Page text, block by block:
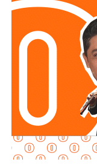
especialmente en
Además la
conductoras
seguridad
La diputada
mantener las
la visibilidad de
de la vía, debido a
menos